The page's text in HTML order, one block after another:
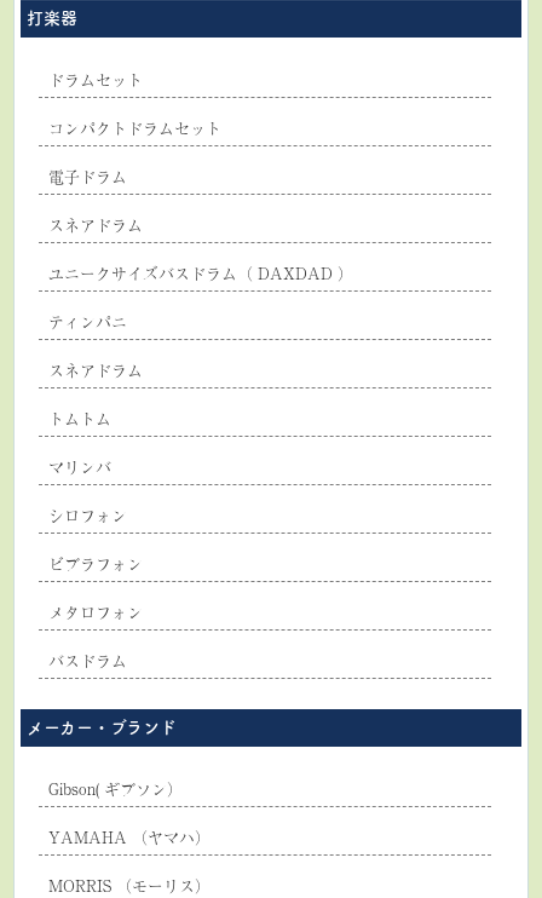
打楽器
ドラムセット
コンパクトドラムセット
電子ドラム
スネアドラム
ユニークサイズバスドラム（ DAXDAD ）
ティンパニ
スネアドラム
トムトム
マリンバ
シロフォン
ビブラフォン
メタロフォン
バスドラム
メーカー・ブランド
Gibson( ギブソン）
YAMAHA （ヤマハ）
MORRIS （モーリス）